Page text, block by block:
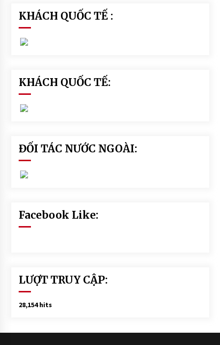
KHÁCH QUỐC TẾ :
KHÁCH QUỐC TẾ:
ĐỐI TÁC NƯỚC NGOÀI:
Facebook Like:
LƯỢT TRUY CẬP:
28,154 hits